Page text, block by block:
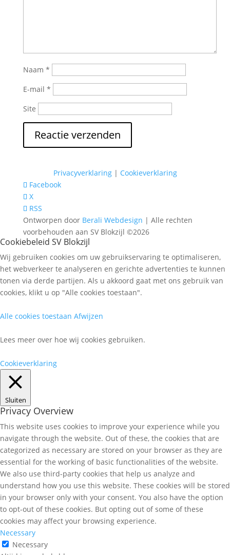
Naam *
E-mail *
Site
Privacyverklaring| Cookieverklaring
Facebook
X
RSS
Ontworpen door Berali Webdesign | Alle rechten
voorbehouden aan SV Blokzijl ©2026
Cookiebeleid SV Blokzijl
Wij gebruiken cookies om uw gebruikservaring te optimaliseren,
het webverkeer te analyseren en gerichte advertenties te kunnen
tonen via derde partijen. Als u akkoord gaat met ons gebruik van
cookies, klikt u op "Alle cookies toestaan".
Alle cookies toestaan Afwijzen
Lees meer over hoe wij cookies gebruiken.
Cookieverklaring
Sluiten
Privacy Overview
This website uses cookies to improve your experience while you
navigate through the website. Out of these, the cookies that are
categorized as necessary are stored on your browser as they are
essential for the working of basic functionalities of the website.
We also use third-party cookies that help us analyze and
understand how you use this website. These cookies will be stored
in your browser only with your consent. You also have the option
to opt-out of these cookies. But opting out of some of these
cookies may affect your browsing experience.
Necessary
Necessary